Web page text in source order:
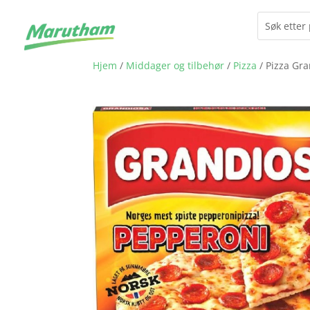
Hjem / Middager og tilbehør / Pizza / Pizza